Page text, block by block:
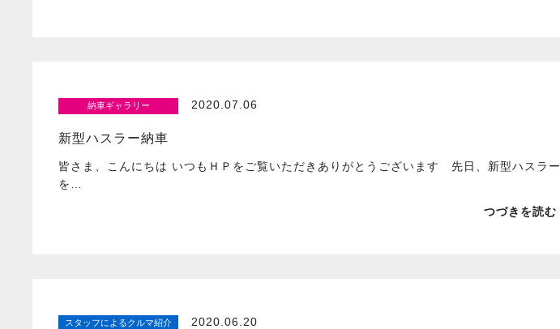
納車ギャラリー 2020.07.06
新型ハスラー納車
皆さま、こんにちは いつもＨＰをご覧いただきありがとうございます 先日、新型ハスラー
を…
つづきを読む
スタッフによるクルマ紹介 2020.06.20